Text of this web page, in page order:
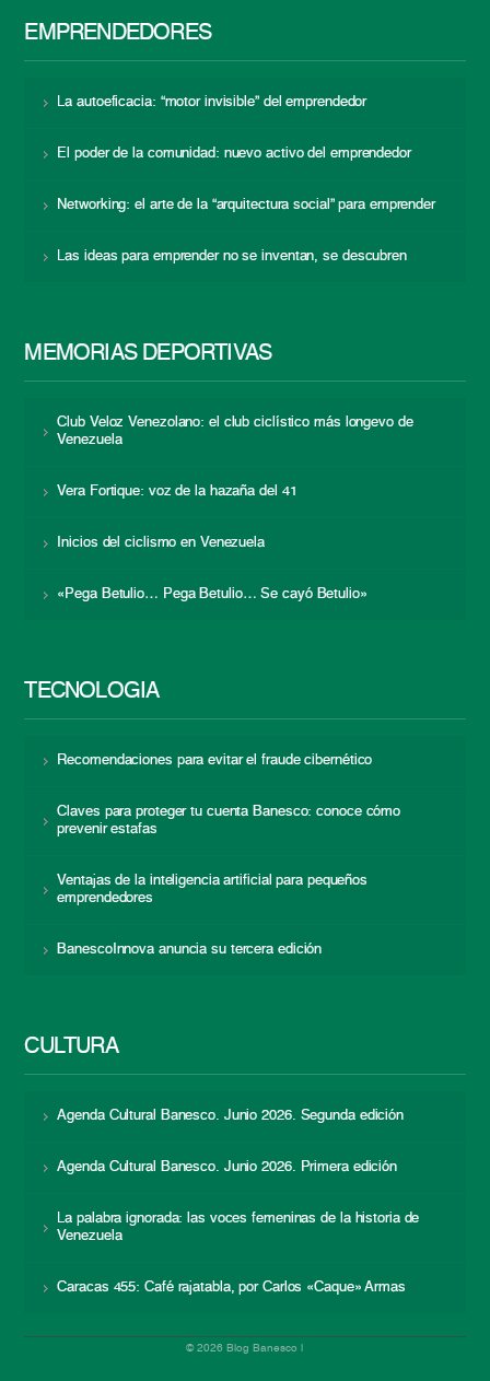
EMPRENDEDORES
La autoeficacia: “motor invisible” del emprendedor
El poder de la comunidad: nuevo activo del emprendedor
Networking: el arte de la “arquitectura social” para emprender
Las ideas para emprender no se inventan, se descubren
MEMORIAS DEPORTIVAS
Club Veloz Venezolano: el club ciclístico más longevo de
Venezuela
Vera Fortique: voz de la hazaña del 41
Inicios del ciclismo en Venezuela
«Pega Betulio… Pega Betulio… Se cayó Betulio»
TECNOLOGÍA
Recomendaciones para evitar el fraude cibernético
Claves para proteger tu cuenta Banesco: conoce cómo
prevenir estafas
Ventajas de la inteligencia artificial para pequeños
emprendedores
BanescoInnova anuncia su tercera edición
CULTURA
Agenda Cultural Banesco. Junio 2026. Segunda edición
Agenda Cultural Banesco. Junio 2026. Primera edición
La palabra ignorada: las voces femeninas de la historia de
Venezuela
Caracas 455: Café rajatabla, por Carlos «Caque» Armas
© 2026 Blog Banesco |